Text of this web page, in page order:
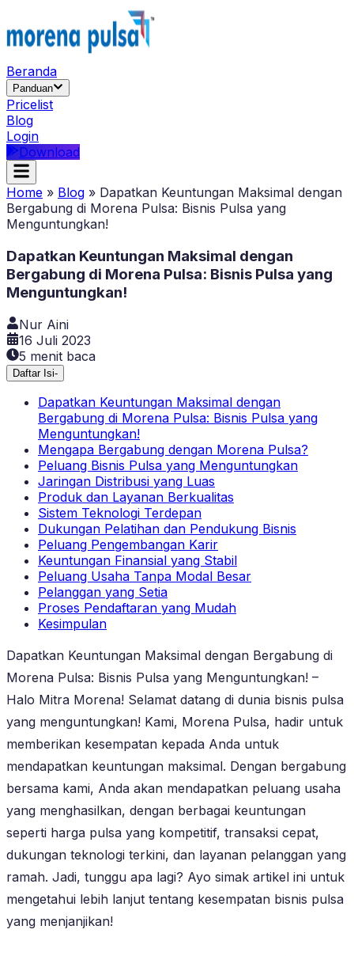
Beranda
Panduan
Pricelist
Blog
Login
Download
Home » Blog » Dapatkan Keuntungan Maksimal dengan
Bergabung di Morena Pulsa: Bisnis Pulsa yang
Menguntungkan!
Dapatkan Keuntungan Maksimal dengan
Bergabung di Morena Pulsa: Bisnis Pulsa yang
Menguntungkan!
Nur Aini
16 Juli 2023
5 menit baca
Daftar Isi-
Dapatkan Keuntungan Maksimal dengan
Bergabung di Morena Pulsa: Bisnis Pulsa yang
Menguntungkan!
Mengapa Bergabung dengan Morena Pulsa?
Peluang Bisnis Pulsa yang Menguntungkan
Jaringan Distribusi yang Luas
Produk dan Layanan Berkualitas
Sistem Teknologi Terdepan
Dukungan Pelatihan dan Pendukung Bisnis
Peluang Pengembangan Karir
Keuntungan Finansial yang Stabil
Peluang Usaha Tanpa Modal Besar
Pelanggan yang Setia
Proses Pendaftaran yang Mudah
Kesimpulan
Dapatkan Keuntungan Maksimal dengan Bergabung di
Morena Pulsa: Bisnis Pulsa yang Menguntungkan! –
Halo Mitra Morena! Selamat datang di dunia bisnis pulsa
yang menguntungkan! Kami, Morena Pulsa, hadir untuk
memberikan kesempatan kepada Anda untuk
mendapatkan keuntungan maksimal. Dengan bergabung
bersama kami, Anda akan mendapatkan peluang usaha
yang menghasilkan, dengan berbagai keuntungan
seperti harga pulsa yang kompetitif, transaksi cepat,
dukungan teknologi terkini, dan layanan pelanggan yang
ramah. Jadi, tunggu apa lagi? Ayo simak artikel ini untuk
mengetahui lebih lanjut tentang kesempatan bisnis pulsa
yang menjanjikan!